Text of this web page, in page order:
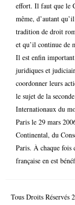
effort. Il faut que le
même, d’autant
tradition de droit
et qu’il continue de
Il est enfin important
juridiques et
coordonner leurs
le sujet de la
Internationaux du
Paris le 29 mars
Continental, du
Paris. À chaque
française en est
Tous Droits Réservés